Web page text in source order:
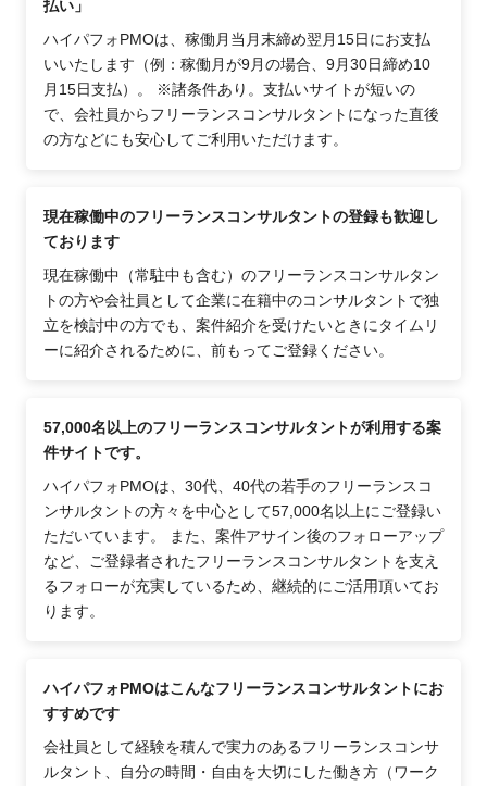
払い」
ハイパフォPMOは、稼働月当月末締め翌月15日にお支払
いいたします（例：稼働月が9月の場合、9月30日締め10
月15日支払）。 ※諸条件あり。支払いサイトが短いの
で、会社員からフリーランスコンサルタントになった直後
の方などにも安心してご利用いただけます。
現在稼働中のフリーランスコンサルタントの登録も歓迎し
ております
現在稼働中（常駐中も含む）のフリーランスコンサルタン
トの方や会社員として企業に在籍中のコンサルタントで独
立を検討中の方でも、案件紹介を受けたいときにタイムリ
ーに紹介されるために、前もってご登録ください。
57,000名以上のフリーランスコンサルタントが利用する案
件サイトです。
ハイパフォPMOは、30代、40代の若手のフリーランスコ
ンサルタントの方々を中心として57,000名以上にご登録い
ただいています。 また、案件アサイン後のフォローアップ
など、ご登録者されたフリーランスコンサルタントを支え
るフォローが充実しているため、継続的にご活用頂いてお
ります。
ハイパフォPMOはこんなフリーランスコンサルタントにお
すすめです
会社員として経験を積んで実力のあるフリーランスコンサ
ルタント、自分の時間・自由を大切にした働き方（ワーク